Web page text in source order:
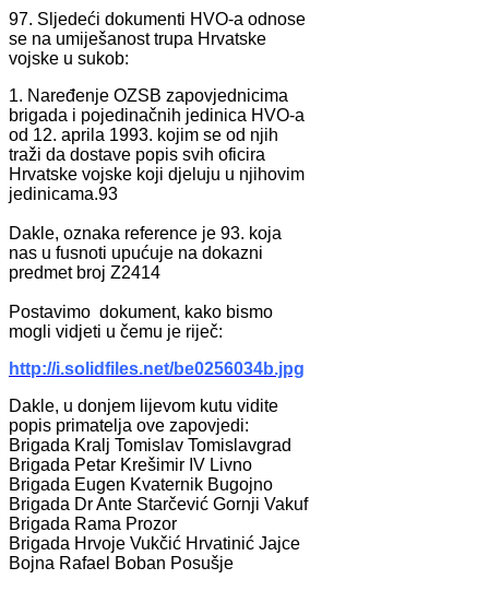
97. Sljedeći dokumenti HVO-a odnose
se na umiješanost trupa Hrvatske
vojske u sukob:
1. Naređenje OZSB zapovjednicima
brigada i pojedinačnih jedinica HVO-a
od 12. aprila 1993. kojim se od njih
traži da dostave popis svih oficira
Hrvatske vojske koji djeluju u njihovim
jedinicama.93
Dakle, oznaka reference je 93. koja
nas u fusnoti upućuje na dokazni
predmet broj Z2414
Postavimo dokument, kako bismo
mogli vidjeti u čemu je riječ:
http://i.solidfiles.net/be0256034b.jpg
Dakle, u donjem lijevom kutu vidite
popis primatelja ove zapovjedi:
Brigada Kralj Tomislav Tomislavgrad
Brigada Petar Krešimir IV Livno
Brigada Eugen Kvaternik Bugojno
Brigada Dr Ante Starčević Gornji Vakuf
Brigada Rama Prozor
Brigada Hrvoje Vukčić Hrvatinić Jajce
Bojna Rafael Boban Posušje